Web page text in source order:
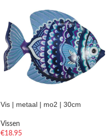
Vis | metaal | mo2 | 30cm
Vissen
€18.95